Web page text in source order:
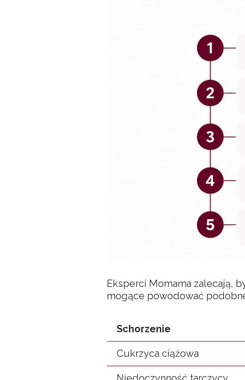
Eksperci Momama zalecają,
mogące powodować
Schorzenie
Cukrzyca ciążowa